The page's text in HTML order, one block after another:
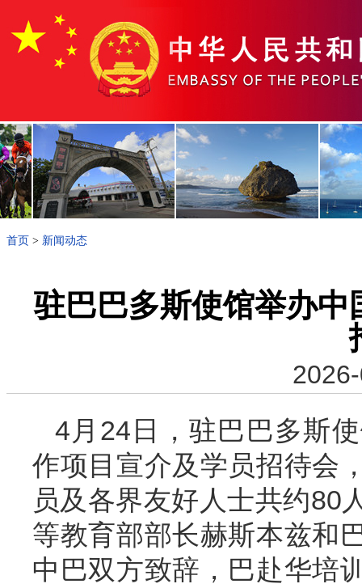
首页 > 新闻动态
驻巴巴多斯使馆举办
4月24日，驻巴巴多斯
作项目宣介及学员招待会
员及各界友好人士共约80
等教育部部长赫斯本兹和
中巴双方致辞，巴赴华培